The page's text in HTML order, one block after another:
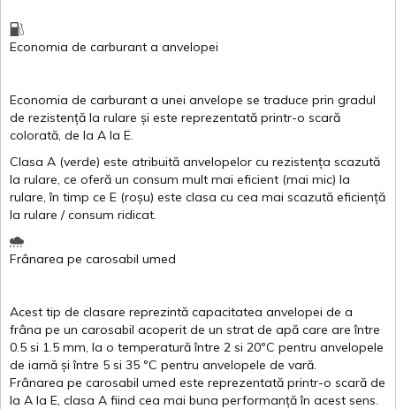
Economia de carburant a anvelopei
Economia de carburant a unei anvelope se traduce prin gradul
de rezistență la rulare și este reprezentată printr-o scară
colorată, de la A la E.
Clasa A (verde) este atribuită anvelopelor cu rezistența scazută
la rulare, ce oferă un consum mult mai eficient (mai mic) la
rulare,în timp ce E (roșu) este clasa cu cea mai scazută eficiență
la rulare /consum ridicat.
Frânarea pe carosabil umed
Acest tip de clasare reprezintă capacitatea anvelopei de a
frâna pe un carosabil acoperit de un strat de apă care areîntre
0.5 si 1.5 mm, la o temperatură între 2 si 20ºC pentru anvelopele
de iarnă și între 5 si 35 ºC pentru anvelopele de vară.
Frânarea pe carosabil umed este reprezentată printr-o scară de
la A la E, clasa A fiind cea mai buna performanță în acest sens.